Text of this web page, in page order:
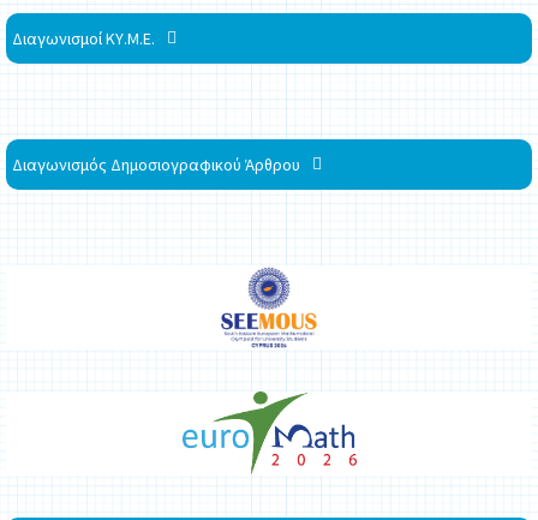
Διαγωνισμοί ΚΥ.Μ.Ε.
Διαγωνισμός Δημοσιογραφικού Άρθρου